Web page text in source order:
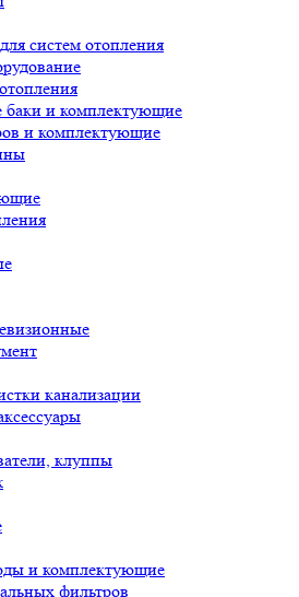
систем отопления
баки и комплектующие
и комплектующие
канализации
клуппы
и комплектующие
фильтров